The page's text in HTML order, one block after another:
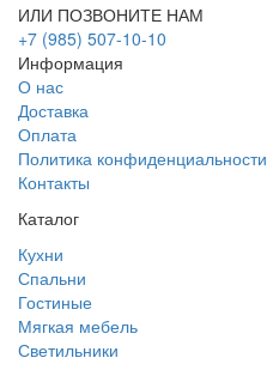
ИЛИ ПОЗВОНИТЕ НАМ
+7 (985) 507-10-10
Информация
О нас
Доставка
Оплата
Политика конфиденциальности
Контакты
Каталог
Кухни
Спальни
Гостиные
Мягкая мебель
Светильники